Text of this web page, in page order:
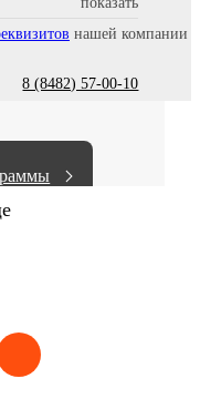
нашей компании
8 (8482) 57-00-10
Медицинская